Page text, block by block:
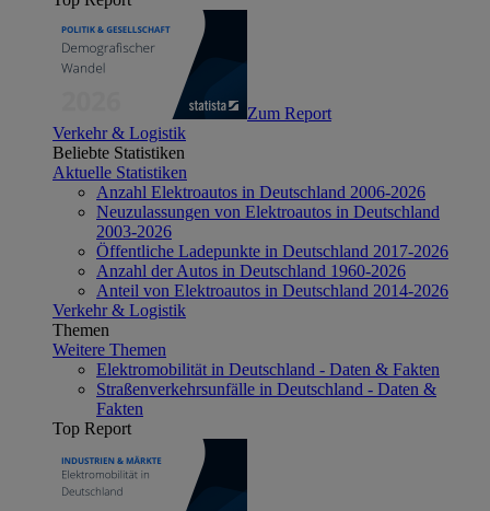
Zum Report
Verkehr & Logistik
Beliebte Statistiken
Aktuelle Statistiken
Anzahl Elektroautos in Deutschland 2006-2026
Neuzulassungen von Elektroautos in Deutschland
2003-2026
Öffentliche Ladepunkte in Deutschland 2017-2026
Anzahl der Autos in Deutschland 1960-2026
Anteil von Elektroautos in Deutschland 2014-2026
Verkehr & Logistik
Themen
Weitere Themen
Elektromobilität in Deutschland - Daten & Fakten
Straßenverkehrsunfälle in Deutschland - Daten &
Fakten
Top Report